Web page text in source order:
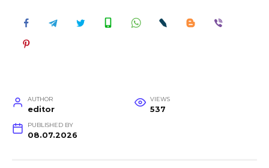
AUTHOR
editor
VIEWS
537
PUBLISHED BY
08.07.2026